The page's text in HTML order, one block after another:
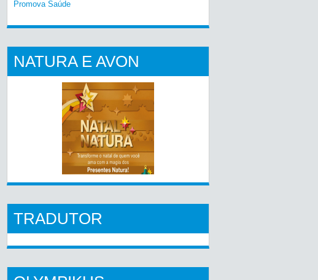
Promova Saúde
NATURA E AVON
TRADUTOR